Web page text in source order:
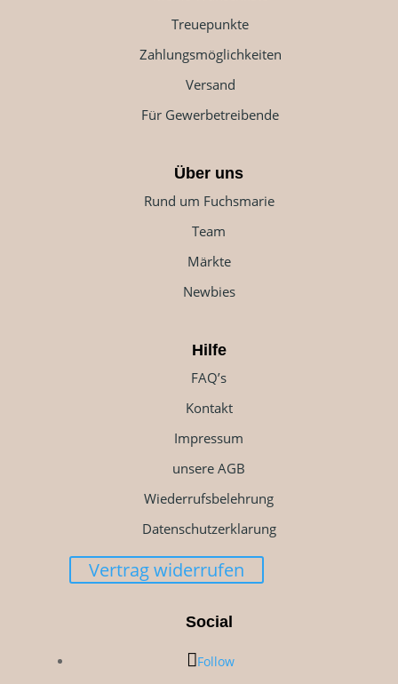
Treuepunkte
Zahlungsmöglichkeiten
Versand
Für Gewerbetreibende
Über uns
Rund um Fuchsmarie
Team
Märkte
Newbies
Hilfe
FAQ’s
Kontakt
Impressum
unsere AGB
Wiederrufsbelehrung
Datenschutzerklarung
Vertrag widerrufen
Social
Follow